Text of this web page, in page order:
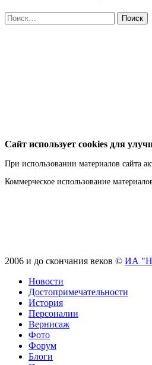
Найти:
Сайт использует cookies для
При использовании материалов сайта
Коммерческое использование
2006 и до скончания веков © ИА
Новости
Достопримечательности
История
Персоналии
Вернисаж
Фото
Форум
Блоги